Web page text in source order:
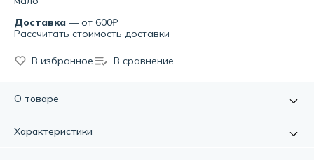
Доставка — от 600₽
Рассчитать стоимость доставки
В избранное В сравнение
О товаре
керамических плиток и декоративных инструментов,
Характеристики